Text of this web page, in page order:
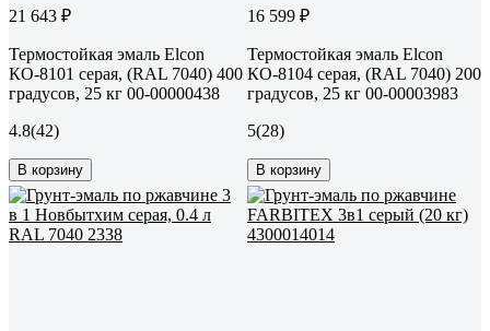
21 643 ₽
Термостойкая эмаль Elcon
КО-8101 серая, (RAL 7040) 400
градусов, 25 кг 00-00000438
4.8(42)
В корзину
16 599 ₽
Термостойкая эмаль Elcon
КО-8104 серая, (RAL 7040) 200
градусов, 25 кг 00-00003983
5(28)
В корзину